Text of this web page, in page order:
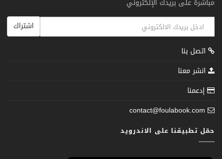
مباشرة على بريدك الإلكتروني
اشتراك
اتصل بنا
انشر معنا
إدعمنا
contact@foulabook.com
حمّل تطبيقنا على الاندرويد